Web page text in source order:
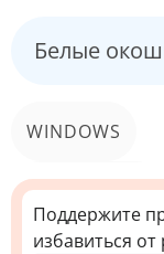
Белые
WINDOWS
КОМПЬЮТЕР
Поддержите
избавиться